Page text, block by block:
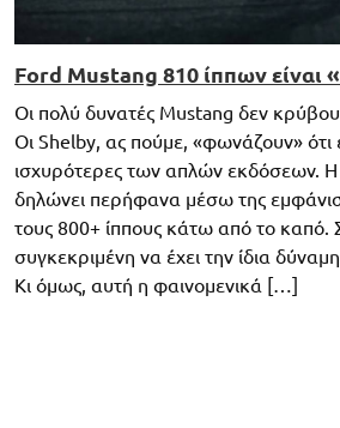
Ford Mustang 810 ίππων είναι
Οι πολύ δυνατές Mustang δεν
Οι Shelby, ας πούμε, «φωνάζουν» ότι
ισχυρότερες των απλών εκδόσεων. Η
δηλώνει περήφανα μέσω της
τους 800+ ίππους κάτω από το καπό.
συγκεκριμένη να έχει την ίδια
Κι όμως, αυτή η φαινομενικά […]